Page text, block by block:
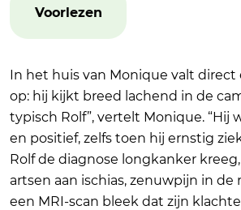
Voorlezen
In het huis van Monique valt direct
op: hij kijkt breed lachend in de
typisch Rolf”, vertelt Monique. “Hij
en positief, zelfs toen hij ernstig
Rolf de diagnose longkanker
artsen aan ischias, zenuwpijn in de
een MRI-scan bleek dat zijn